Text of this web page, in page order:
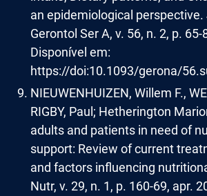
an epidemiological
Gerontol Ser A, v. 56, n. 2, p.
Disponível em:
https://doi:10.1093/gerona/
NIEUWENHUIZEN, Willem F.,
RIGBY, Paul; Hetherington
adults and patients in need of
support: Review of current
and factors influencing
Nutr, v. 29, n. 1, p. 160-69, apr.